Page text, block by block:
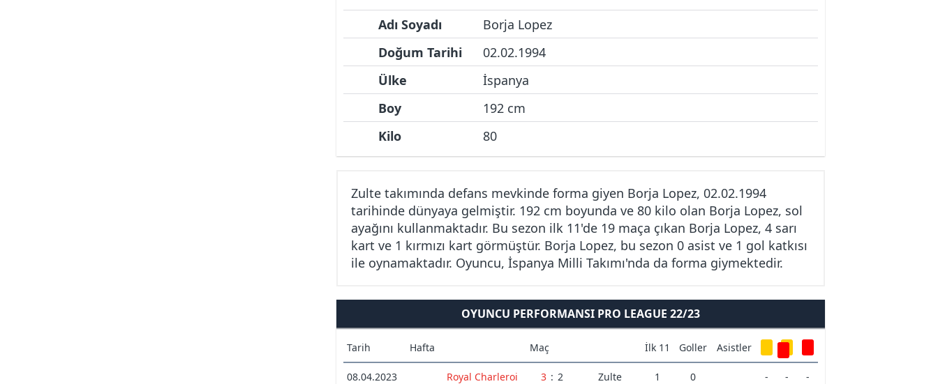
Adı Soyadı
Borja Lopez
Doğum Tarihi
02.02.1994
Ülke
İspanya
Boy
192 cm
Kilo
80
Zulte takımında defans mevkinde forma giyen Borja Lopez, 02.02.1994
tarihinde dünyaya gelmiştir. 192 cm boyunda ve 80 kilo olan Borja Lopez, sol
ayağını kullanmaktadır. Bu sezon ilk 11'de 19 maça çıkan Borja Lopez, 4 sarı
kart ve 1 kırmızı kart görmüştür. Borja Lopez, bu sezon 0 asist ve 1 gol katkısı
ile oynamaktadır. Oyuncu, İspanya Milli Takımı'nda da forma giymektedir.
OYUNCU PERFORMANSI PRO LEAGUE 22/23
Tarih Hafta Maç İlk 11 Goller Asistler
08.04.2023 Royal Charleroi 3 : 2 Zulte 1 0 - - -